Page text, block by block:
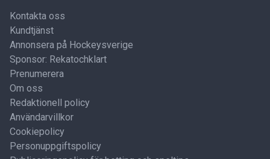
Kontakta oss
Kundtjänst
Annonsera på Hockeysverige
Sponsor: Rekatochklart
Prenumerera
Om oss
Redaktionell policy
Användarvillkor
Cookiepolicy
Personuppgiftspolicy